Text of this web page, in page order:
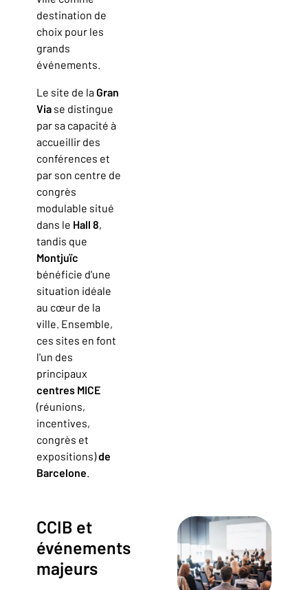
destination de
choix pour les
grands
événements.
Le site de laGran
Via se distingue
par sa capacité à
accueillir des
conférences et
par son centre de
congrès
modulable situé
dans le Hall 8,
tandis que
Montjuïc
bénéficie d'une
situation idéale
au cœur de la
ville. Ensemble,
ces sites en font
l'un des
principaux
centres MICE
(réunions,
incentives,
congrès et
expositions)de
Barcelone.
CCIB et
événements
majeurs